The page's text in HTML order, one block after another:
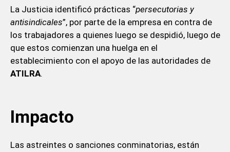
La Justicia identificó prácticas “persecutorias y
antisindicales”, por parte de la empresa en contra de
los trabajadores a quienes luego se despidió, luego de
que estos comienzan una huelga en el
establecimiento con el apoyo de las autoridades de
ATILRA.
Impacto
Las astreintes o sanciones conminatorias, están